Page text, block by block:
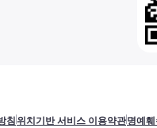
침위치기반 서비스 이용약관명예